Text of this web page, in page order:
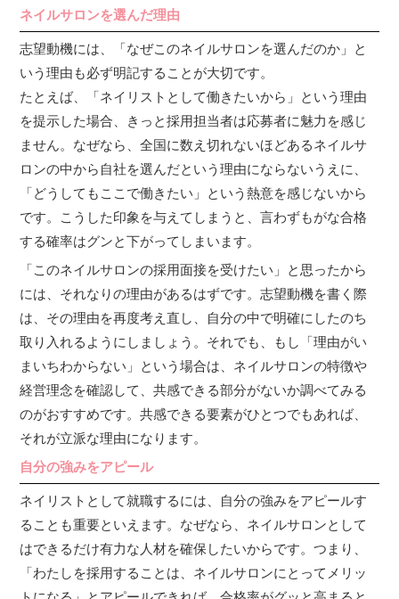
ネイルサロンを選んだ理由
志望動機には、「なぜこのネイルサロンを選んだのか」と
いう理由も必ず明記することが大切です。
たとえば、「ネイリストとして働きたいから」という理由
を提示した場合、きっと採用担当者は応募者に魅力を感じ
ません。なぜなら、全国に数え切れないほどあるネイルサ
ロンの中から自社を選んだという理由にならないうえに、
「どうしてもここで働きたい」という熱意を感じないから
です。こうした印象を与えてしまうと、言わずもがな合格
する確率はグンと下がってしまいます。
「このネイルサロンの採用面接を受けたい」と思ったから
には、それなりの理由があるはずです。志望動機を書く際
は、その理由を再度考え直し、自分の中で明確にしたのち
取り入れるようにしましょう。それでも、もし「理由がい
まいちわからない」という場合は、ネイルサロンの特徴や
経営理念を確認して、共感できる部分がないか調べてみる
のがおすすめです。共感できる要素がひとつでもあれば、
それが立派な理由になります。
自分の強みをアピール
ネイリストとして就職するには、自分の強みをアピールす
ることも重要といえます。なぜなら、ネイルサロンとして
はできるだけ有力な人材を確保したいからです。つまり、
「わたしを採用することは、ネイルサロンにとってメリッ